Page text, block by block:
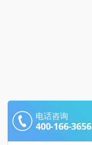
电话咨询
400-166-3656